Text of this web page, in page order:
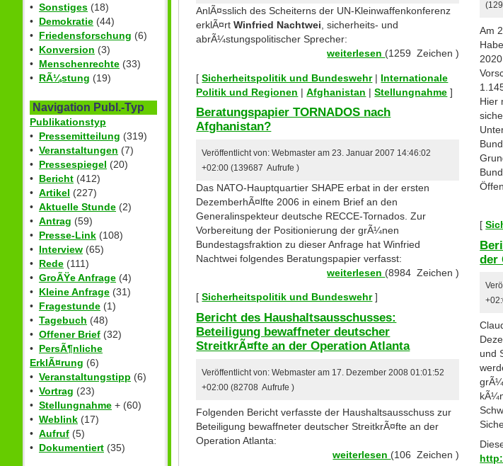
• Sonstiges (18)
• Demokratie (44)
• Friedensforschung (6)
• Konversion (3)
• Menschenrechte (33)
• RÃ¼stung (19)
Navigation Publ.-Typ
Publikationstyp
• Pressemitteilung (319)
• Veranstaltungen (7)
• Pressespiegel (20)
• Bericht (412)
• Artikel (227)
• Aktuelle Stunde (2)
• Antrag (59)
• Presse-Link (108)
• Interview (65)
• Rede (111)
• GroÃŸe Anfrage (4)
• Kleine Anfrage (31)
• Fragestunde (1)
• Tagebuch (48)
• Offener Brief (32)
• PersÃ¶nliche
ErklÃ¤rung (6)
• Veranstaltungstipp (6)
• Vortrag (23)
• Stellungnahme + (60)
• Weblink (17)
• Aufruf (5)
• Dokumentiert (35)
AnlÃ¤sslich des Scheiterns der UN-Kleinwaffenkonferenz
erklÃ¤rtWinfried Nachtwei, sicherheits- und
abrÃ¼stungspolitischer Sprecher:
weiterlesen (1259 Zeichen )
[Sicherheitspolitik und Bundeswehr| Internationale
Politik und Regionen |Afghanistan |Stellungnahme ]
Beratungspapier TORNADOS nach
Afghanistan?
Veröffentlicht von: Webmaster am 23. Januar 2007 14:46:02
+02:00 (139687 Aufrufe )
Das NATO-Hauptquartier SHAPE erbat in der ersten
DezemberhÃ¤lfte 2006 in einem Brief an den
Generalinspekteur deutsche RECCE-Tornados. Zur
Vorbereitung der Positionierung der grÃ¼nen
Bundestagsfraktion zu dieser Anfrage hat Winfried
Nachtwei folgendes Beratungspapier verfasst:
weiterlesen (8984 Zeichen )
[Sicherheitspolitik und Bundeswehr]
Bericht des Haushaltsausschusses:
Beteiligung bewaffneter deutscher
StreitkrÃ¤fte an der Operation Atlanta
Veröffentlicht von: Webmaster am 17. Dezember 2008 01:01:52
+02:00 (82708 Aufrufe )
Folgenden Bericht verfasste der Haushaltsausschuss zur
Beteiligung bewaffneter deutscher StreitkrÃ¤fte an der
Operation Atlanta:
weiterlesen (106 Zeichen )
Am
Hier
[
der
und